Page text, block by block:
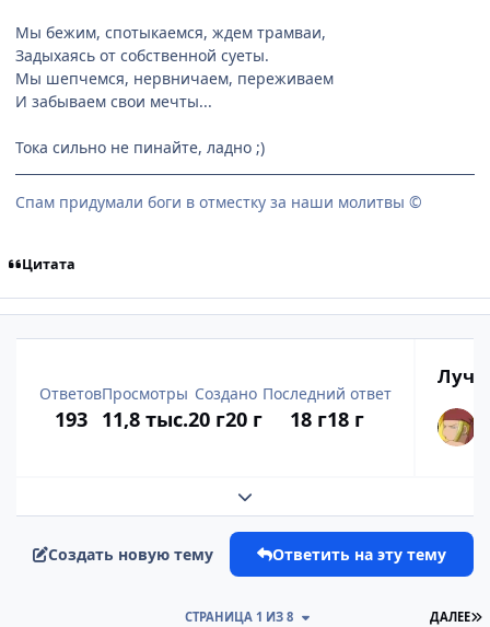
Мы бежим, спотыкаемся, ждем трамваи,
Задыхаясь от собственной суеты.
Мы шепчемся, нервничаем, переживаем
И забываем свои мечты...
Тока сильно не пинайте, ладно ;)
Спам придумали боги в отместку за наши молитвы ©
Цитата
Ответов
193
Просмотры
11,8 тыс.
Создано
20 г20 г
Последний ответ
18 г18 г
Развернуть обзор темы
Создать новую тему Ответить на эту тему
ДАЛЕЕ
СТРАНИЦА 1 ИЗ 8